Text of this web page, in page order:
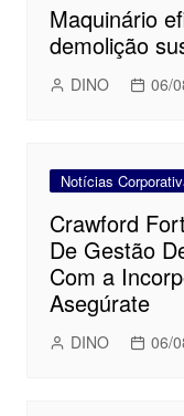
Maquinário
demolição
DINO 06/
Notícias
Crawford
De Gestão
Com a
Asegúrate
DINO 06/